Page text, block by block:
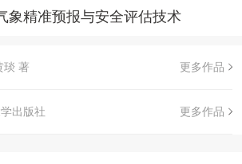
象精准预报与安全评估技术
琰 著 更多作品
出版社 更多作品